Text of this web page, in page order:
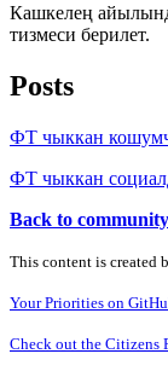
Кашкелең
тизмеси берилет.
Posts
ФТ чыккан
ФТ чыккан
Back to community
This content is created
Your Priorities on
Check out the Citizens